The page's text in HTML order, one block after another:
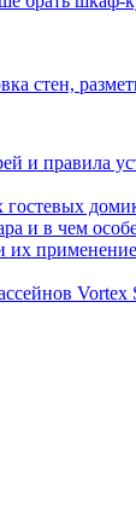
стен,
и правила
и в чем
их применение
Vortex